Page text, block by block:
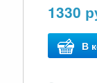
1330
В